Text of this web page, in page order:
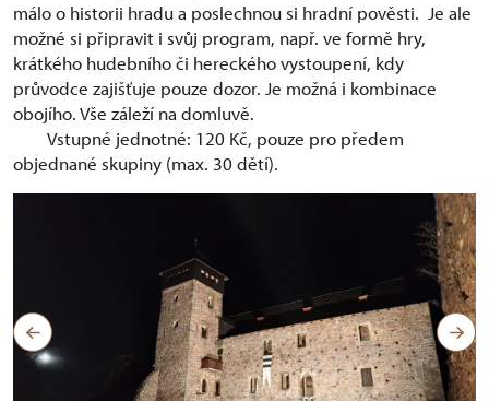
málo o historii hradu a poslechnou si hradní pověsti. Je ale
možné si připravit i svůj program, např. ve formě hry,
krátkého hudebního či hereckého vystoupení, kdy
průvodce zajišťuje pouze dozor. Je možná i kombinace
obojího. Vše záleží na domluvě.
Vstupné jednotné: 120 Kč, pouze pro předem
objednané skupiny (max. 30 dětí).